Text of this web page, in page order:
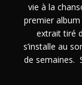
vie à la
premier album
extrait tiré
s’installe au
de semaines.